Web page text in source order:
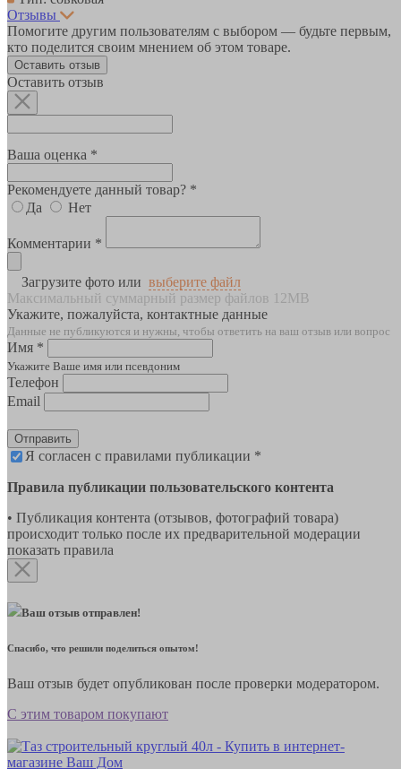
Отзывы
Помогите другим пользователям с выбором — будьте первым,
кто поделится своим мнением об этом товаре.
Оставить отзыв
Оставить отзыв
Ваша оценка *
Рекомендуете данный товар? *
Да
Нет
Комментарии *
Загрузите фото или выберите файл
Максимальный суммарный размер файлов 12MB
Укажите, пожалуйста, контактные данные
Данные не публикуются и нужны, чтобы ответить на ваш отзыв или вопрос
Имя *
Укажите Ваше имя или псевдоним
Телефон
Email
Отправить
Я согласен с правилами публикации *
Правила публикации пользовательского контента
• Публикация контента (отзывов, фотографий товара)
происходит только после их предварительной модерации
показать правила
Ваш отзыв отправлен!
Спасибо, что решили поделиться опытом!
Ваш отзыв будет опубликован после проверки модератором.
С этим товаром покупают